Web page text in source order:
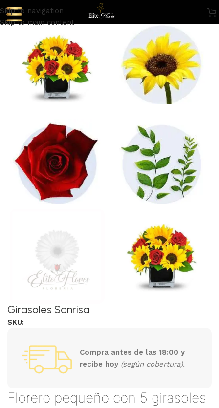
Skip to navigation
Skip to main content
Girasoles Sonrisa
SKU:
Compra antes de las 18:00 y
recibe hoy (según cobertura).
Florero pequeño con 5 girasoles